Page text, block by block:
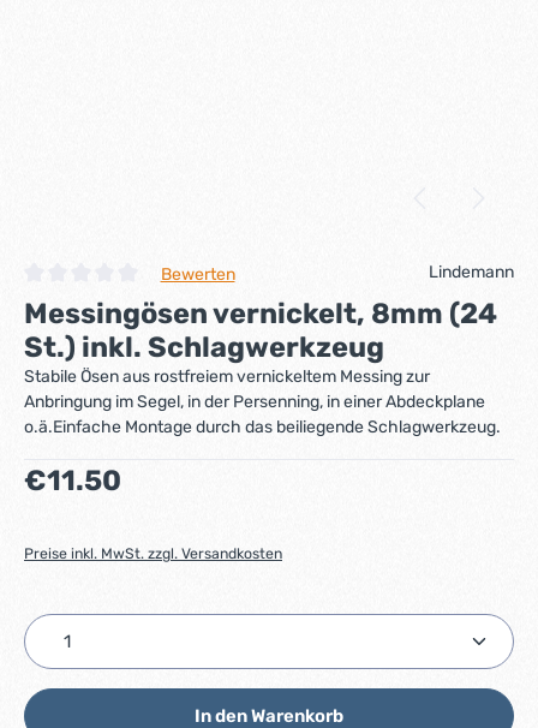
Durchschnittliche Bewertung von 0 von 5 Sternen
Bewerten Lindemann
Messingösen vernickelt, 8mm (24
St.) inkl. Schlagwerkzeug
Stabile Ösen aus rostfreiem vernickeltem Messing zur
Anbringung im Segel, in der Persenning, in einer Abdeckplane
o.ä.Einfache Montage durch das beiliegende Schlagwerkzeug.
Regulärer Preis:
€11.50
Preise inkl. MwSt. zzgl. Versandkosten
Produkt Anzahl: Gib den gewünschten Wert ein
In den Warenkorb